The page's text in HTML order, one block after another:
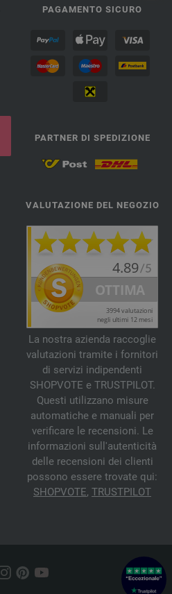
PAGAMENTO SICURO
PARTNER DI SPEDIZIONE
VALUTAZIONE DEL NEGOZIO
La nostra azienda raccoglie
valutazioni tramite i fornitori
di servizi indipendenti
SHOPVOTE e TRUSTPILOT.
Questi utilizzano misure
automatiche e manuali per
verificare le recensioni. Le
informazioni sull'autenticità
delle recensioni dei clienti
possono essere trovate qui:
SHOPVOTE, TRUSTPILOT